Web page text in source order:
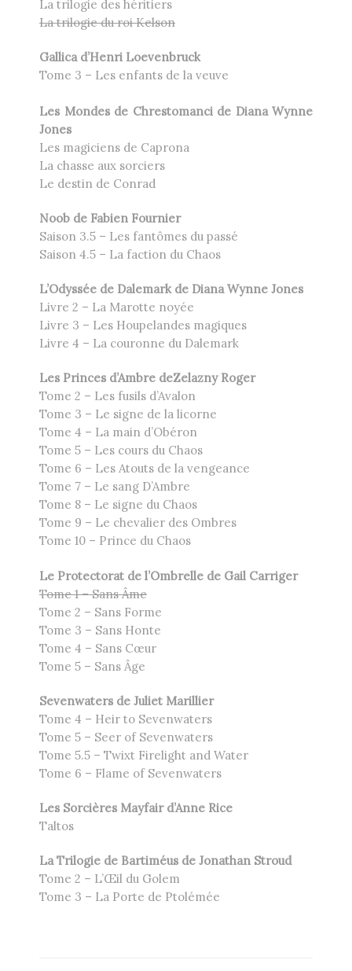
La trilogie des héritiers
La trilogie du roi Kelson
Gallica d’Henri Loevenbruck
Tome 3 – Les enfants de la veuve
Les Mondes de Chrestomanci de Diana Wynne
Jones
Les magiciens de Caprona
La chasse aux sorciers
Le destin de Conrad
Noob de Fabien Fournier
Saison 3.5 – Les fantômes du passé
Saison 4.5 – La faction du Chaos
L’Odyssée de Dalemark de Diana Wynne Jones
Livre 2 – La Marotte noyée
Livre 3 – Les Houpelandes magiques
Livre 4 – La couronne du Dalemark
Les Princes d’Ambre deZelazny Roger
Tome 2 – Les fusils d’Avalon
Tome 3 – Le signe de la licorne
Tome 4 – La main d’Obéron
Tome 5 – Les cours du Chaos
Tome 6 – Les Atouts de la vengeance
Tome 7 – Le sang D’Ambre
Tome 8 – Le signe du Chaos
Tome 9 – Le chevalier des Ombres
Tome 10 – Prince du Chaos
Le Protectorat de l’Ombrelle de Gail Carriger
Tome 1 – Sans Âme
Tome 2 – Sans Forme
Tome 3 – Sans Honte
Tome 4 – Sans Cœur
Tome 5 – Sans Âge
Sevenwaters de Juliet Marillier
Tome 4 – Heir to Sevenwaters
Tome 5 – Seer of Sevenwaters
Tome 5.5 – Twixt Firelight and Water
Tome 6 – Flame of Sevenwaters
Les Sorcières Mayfair d’Anne Rice
Taltos
La Trilogie de Bartiméus de Jonathan Stroud
Tome 2 – L’Œil du Golem
Tome 3 – La Porte de Ptolémée